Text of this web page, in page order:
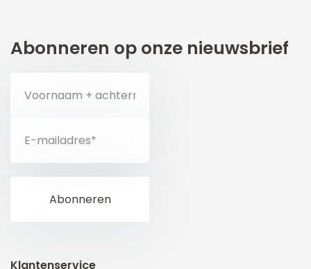
Abonneren op onze nieuwsbrief
Klantenservice